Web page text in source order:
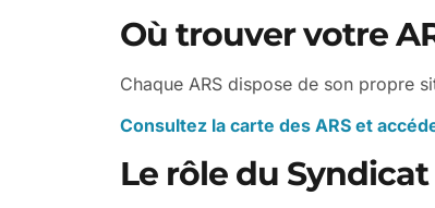
Où trouver votre
Chaque ARS dispose de son propre
Consultez la carte des ARS et
Le rôle du Syndicat